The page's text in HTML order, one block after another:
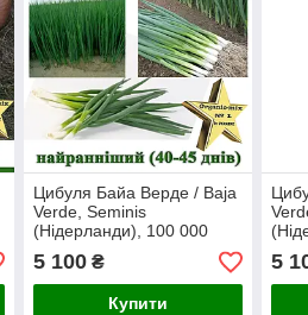
Цибуля Байа Верде / Baja
Verde, Seminis
(Нідерланди), 100 000
насінин
5 100₴
Купити
5